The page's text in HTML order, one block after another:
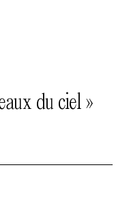
du ciel »